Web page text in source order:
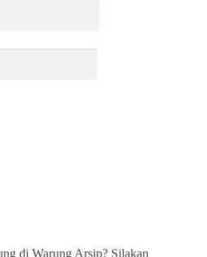
di Warung Arsip? Silakan